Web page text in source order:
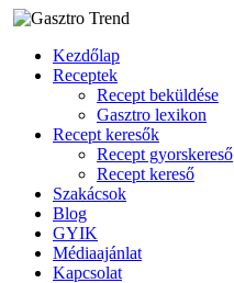
Kezdőlap
Receptek
Recept beküldése
Gasztro lexikon
Recept keresők
Recept gyorskereső
Recept kereső
Szakácsok
Blog
GYIK
Médiaajánlat
Kapcsolat